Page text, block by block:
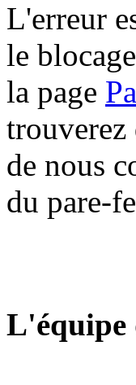
L'erreur
le
la page
trouverez
de nous
du pare-
L'équipe